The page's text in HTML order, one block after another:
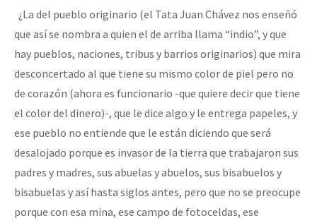
¿La del pueblo originario (el Tata Juan Chávez nos enseñó
que así se nombra a quien el de arriba llama “indio”, y que
hay pueblos, naciones, tribus y barrios originarios) que mira
desconcertado al que tiene su mismo color de piel pero no
de corazón (ahora es funcionario -que quiere decir que tiene
el color del dinero)-, que le dice algo y le entrega papeles, y
ese pueblo no entiende que le están diciendo que será
desalojado porque es invasor de la tierra que trabajaron sus
padres y madres, sus abuelas y abuelos, sus bisabuelos y
bisabuelas y así hasta siglos antes, pero que no se preocupe
porque con esa mina, ese campo de fotoceldas, ese